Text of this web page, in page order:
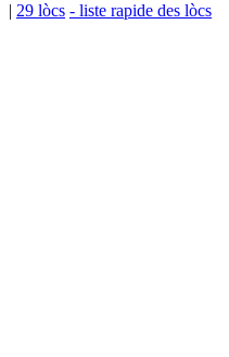
| 29 lòcs - liste rapide des lòcs